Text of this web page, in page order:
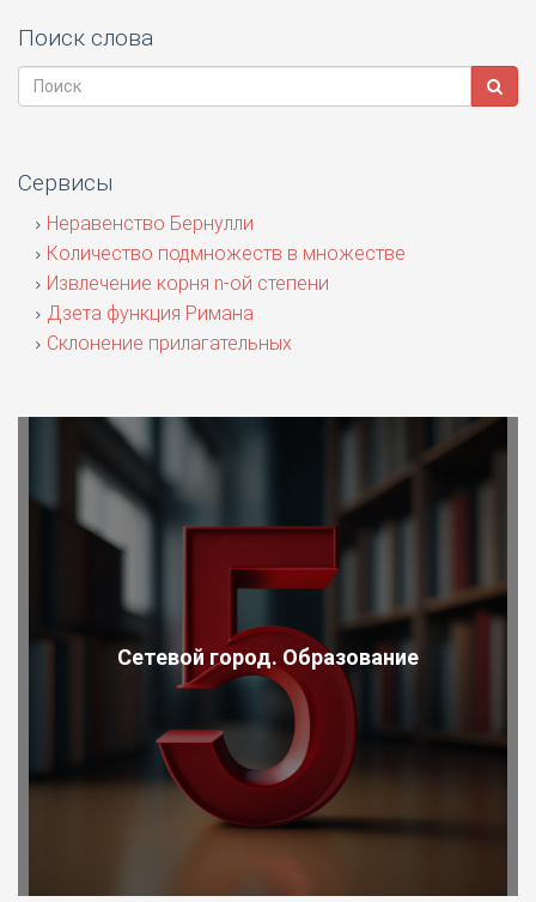
Поиск слова
Сервисы
Неравенство Бернулли
Количество подмножеств в множестве
Извлечение корня n-ой степени
Дзета функция Римана
Склонение прилагательных
Сетевой город. Образование